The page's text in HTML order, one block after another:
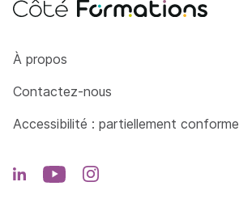
Côté Formations
À propos
Contactez-nous
Accessibilité : partiellement conforme